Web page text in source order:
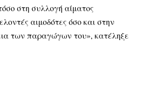
στη συλλογή αίματος
αιμοδότες όσο και στην
των παραγώγων του», κατέληξε